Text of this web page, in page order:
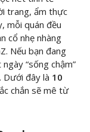
trang, ẩm thực
mỗi quán đều
cổ nhẹ nhàng
Nếu bạn đang
“sống chậm”
Dưới đây là 10
chắn sẽ mê từ